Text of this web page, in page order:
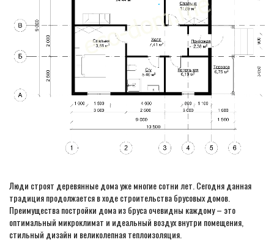
Люди строят деревянные дома уже многие сотни лет. Сегодня данная
традиция продолжается в ходе строительства брусовых домов.
Преимущества постройки дома из бруса очевидны каждому – это
оптимальный микроклимат и идеальный воздух внутри помещения,
стильный дизайн и великолепная теплоизоляция.